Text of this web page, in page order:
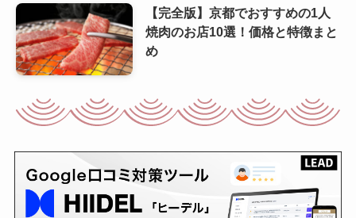
【完全版】京都でおすすめの1人
焼肉のお店10選！価格と特徴まと
め